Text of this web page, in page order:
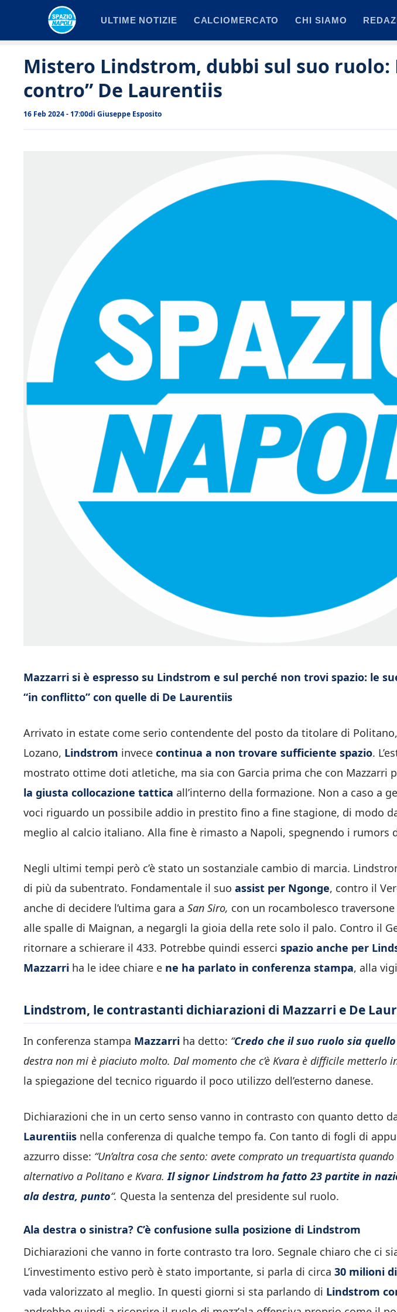
ULTIME NOTIZIE CALCIOMERCATO CHI SIAMO
Mistero Lindstrom, dubbi sul suo ruolo:
contro” De Laurentiis
16 Feb 2024 - 17:00di Giuseppe Esposito
Mazzarri si è espresso su Lindstrom e sul perché non trovi spazio: le
“in conflitto” con quelle di De Laurentiis
Arrivato in estate come serio contendente del posto da titolare di
Lozano, Lindstrom invece continua a non trovare sufficiente spazio.
mostrato ottime doti atletiche, ma sia con Garcia prima che con Mazzarri
la giusta collocazione tattica all’interno della formazione. Non a caso a
voci riguardo un possibile addio in prestito fino a fine stagione, di modo
meglio al calcio italiano. Alla fine è rimasto a Napoli, spegnendo i rumors
Negli ultimi tempi però c’è stato un sostanziale cambio di marcia.
di più da subentrato. Fondamentale il suo assist per Ngonge, contro il
anche di decidere l’ultima gara a San Siro, con un rocambolesco
alle spalle di Maignan, a negargli la gioia della rete solo il palo. Contro il
ritornare a schierare il 433. Potrebbe quindi esserci spazio anche per
Mazzarri ha le idee chiare e ne ha parlato in conferenza stampa, alla
Lindstrom, le contrastanti dichiarazioni di Mazzarri e De
In conferenza stampa Mazzarri ha detto: “Credo che il suo ruolo sia
destra non mi è piaciuto molto. Dal momento che c’è Kvara è difficile metterlo
la spiegazione del tecnico riguardo il poco utilizzo dell’esterno danese.
Dichiarazioni che in un certo senso vanno in contrasto con quanto detto
Laurentiis nella conferenza di qualche tempo fa. Con tanto di fogli di
azzurro disse: “Un’altra cosa che sento: avete comprato un trequartista
alternativo a Politano e Kvara. Il signor Lindstrom ha fatto 23 partite in
ala destra, punto“. Questa la sentenza del presidente sul ruolo.
Ala destra o sinistra? C’è confusione sulla posizione di Lindstrom
Dichiarazioni che vanno in forte contrasto tra loro. Segnale chiaro che ci
L’investimento estivo però è stato importante, si parla di circa 30 milioni
vada valorizzato al meglio. In questi giorni si sta parlando di Lindstrom